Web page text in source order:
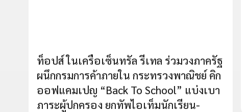
ท็อปส์ ในเครือเซ็นทรัล รีเทล ร่วมวงภาครัฐ
ผนึกกรมการค้าภายใน กระทรวงพาณิชย์ คิก
ออฟแคมเปญ “Back To School” แบ่งเบา
ภาระผู้ปกครอง ยกทัพไอเท็มนักเรียน-